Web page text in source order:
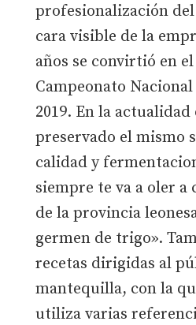
profesionalización
cara visible de la
años se convirtió en
Campeonato
2019. En la
preservado el mismo
calidad y
siempre te va a oler a
de la provincia
germen de trigo».
recetas dirigidas al
mantequilla, con la
utiliza varias